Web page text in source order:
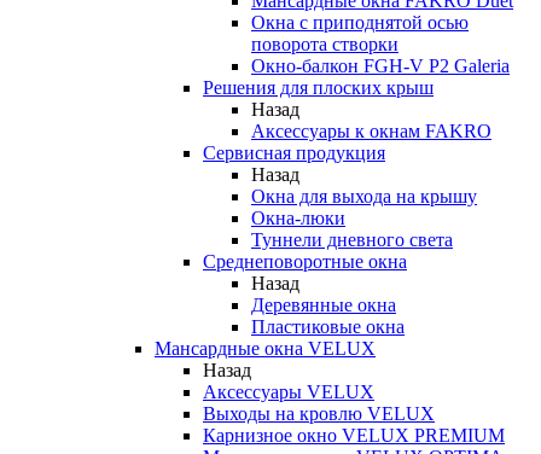
Окна с приподнятой осью
поворота створки
Окно-балкон FGH-V P2 Galeria
Решения для плоских крыш
Назад
Аксессуары к окнам FAKRO
Сервисная продукция
Назад
Окна для выхода на крышу
Окна-люки
Туннели дневного света
Среднеповоротные окна
Назад
Деревянные окна
Пластиковые окна
Мансардные окна VELUX
Назад
Аксессуары VELUX
Выходы на кровлю VELUX
Карнизное окно VELUX PREMIUM